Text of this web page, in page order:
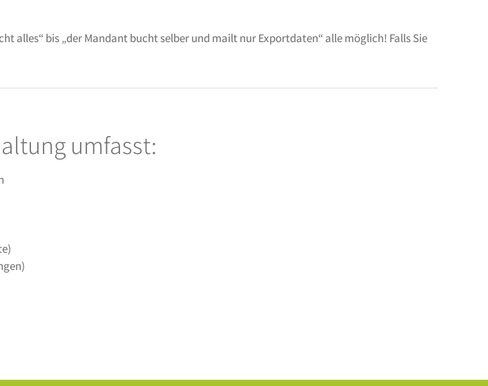
alles“ bis „der Mandant bucht selber und mailt nur Exportdaten“ alle möglich! Falls Sie
umfasst: